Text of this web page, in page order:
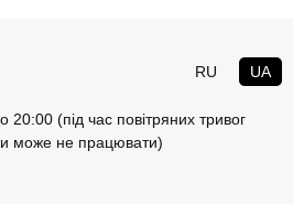
RU UA
(під час повітряних тривог
може не працювати)